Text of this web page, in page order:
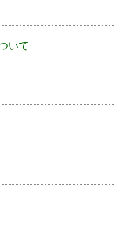
いて